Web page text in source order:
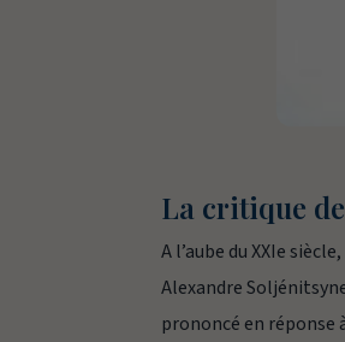
La critique
A l’aube du XXIe
Alexandre
prononcé en